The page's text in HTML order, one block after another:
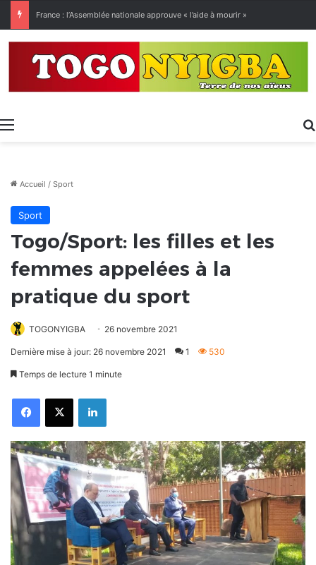
France : l’Assemblée nationale approuve « l’aide à mourir »
Menu
Accueil / Sport
Sport
Togo/Sport: les filles et les
femmes appelées à la
pratique du sport
TOGONYIGBA 26 novembre 2021
Dernière mise à jour: 26 novembre 2021 1 530
Temps de lecture 1 minute
FacebookX Linkedin